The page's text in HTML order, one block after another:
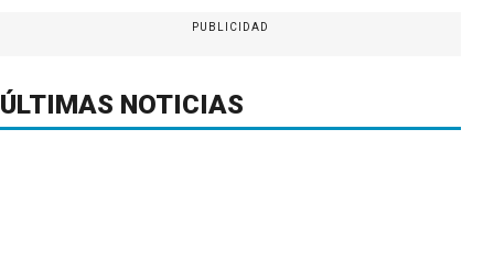
PUBLICIDAD
ÚLTIMAS NOTICIAS